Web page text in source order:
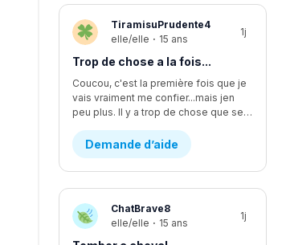
TiramisuPrudente4
elle/elle · 15 ans
1j
Trop de chose a la fois...
Coucou, c'est la première fois que je
vais vraiment me confier...mais jen
peu plus. Il y a trop de chose que se passe en même temps...en se moment, je suis en procès contre un pédophile... j'étais supposer aller lire une lettre devant la cour il y a deux semaines environ, mais ça été reporter au dans deux mois. Encore. Ça fsit 2 ans que c'est reporter chaque fois. Moi jetais enfin prête a passer par dessus...mais c'est encore loin d'être fini et ça va juste me stresser encore plus. J'ai aussi été victims d'un viol d'un ami proche. Ça aussi sa failli partir en procès et c'était stressant parce que j'avais plein dappel par rapport a sa de pleins de personnes. Ma mère m'explicais pas bien les nouvelles par rapport a sa, se qui me faisait croire pleins d'affaires qui était fausse. Sinon, je change d'école cette année, pour mon secondaire 4. Je vais dans une école ou je ne suis pas vraiment apprecier, sans trop savoir pourquoi...je vais perdre tout mes amis et de sec 1 à sec 3 sa été les seuls années dans une seule école de tout ma vie. Lintidimation reviens de plus en plus...J'ai l'impression de redevenir comme avant...celle qui ce noyait dans le négatif a toute situation. J'ai vraiment changer aujourd'hui, sauf que j'ai trop l'impression de redevenir celle que j'étais...J'ai recommencer a me scarifier, alors que sa fais au moins des mois et des mois que je ne lavais pas fait....je ne sais plus du tout quoi faire...merci de m'avoir lu, c'est très apprecier 🤍
Demande d’aide
ChatBrave8
elle/elle · 15 ans
1j